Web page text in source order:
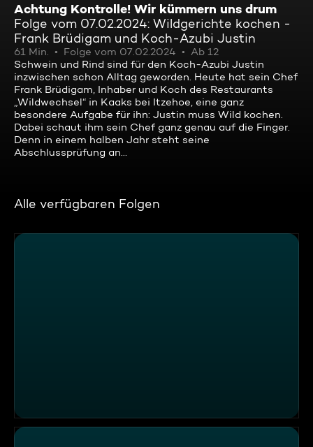
Achtung Kontrolle! Wir kümmern uns drum
Folge vom 07.02.2024: Wildgerichte kochen -
Frank Brüdigam und Koch-Azubi Justin
61 Min. Folge vom 07.02.2024
Ab 12
Schwein und Rind sind für den Koch-Azubi Justin
inzwischen schon Alltag geworden. Heute hat sein Chef
Frank Brüdigam, Inhaber und Koch des Restaurants
„Wildwechsel“ in Kaaks bei Itzehoe, eine ganz
besondere Aufgabe für ihn: Justin muss Wild kochen.
Dabei schaut ihm sein Chef ganz genau auf die Finger.
Denn in einem halben Jahr steht seine
Abschlussprüfung an…
Alle verfügbaren Folgen
An der Grenze zu Österreich: Einsätze der